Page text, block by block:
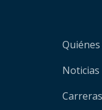
Noticias